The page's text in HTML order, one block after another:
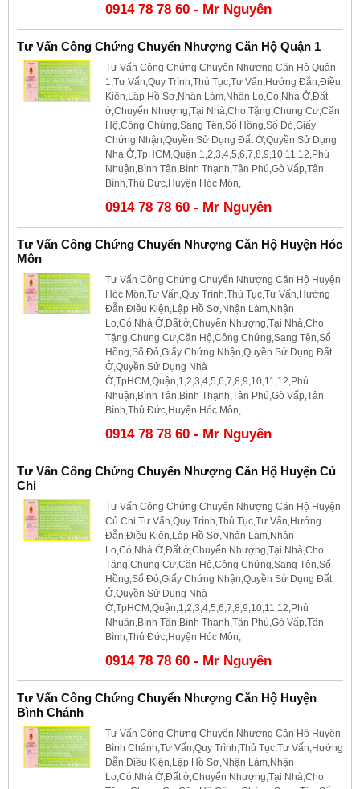
0914 78 78 60 - Mr Nguyên
Tư Vấn Công Chứng Chuyển Nhượng Căn Hộ Quận 1
Tư Vấn Công Chứng Chuyển Nhượng Căn Hộ Quận
1,Tư Vấn,Quy Trình,Thủ Tục,Tư Vấn,Hướng Đẫn,Điều
Kiện,Lập Hồ Sơ,Nhận Làm,Nhận Lo,Có,Nhà Ở,Đất
ở,Chuyển Nhượng,Tại Nhà,Cho Tặng,Chung Cư,Căn
Hộ,Công Chứng,Sang Tên,Sổ Hồng,Sổ Đỏ,Giấy
Chứng Nhận,Quyền Sử Dụng Đất Ở,Quyền Sử Dụng
Nhà Ở,TpHCM,Quận,1,2,3,4,5,6,7,8,9,10,11,12,Phú
Nhuận,Bình Tân,Bình Thạnh,Tân Phú,Gò Vấp,Tân
Bình,Thủ Đức,Huyện Hóc Môn,
0914 78 78 60 - Mr Nguyên
Tư Vấn Công Chứng Chuyển Nhượng Căn Hộ Huyện Hóc
Môn
Tư Vấn Công Chứng Chuyển Nhượng Căn Hộ Huyện
Hóc Môn,Tư Vấn,Quy Trình,Thủ Tục,Tư Vấn,Hướng
Đẫn,Điều Kiện,Lập Hồ Sơ,Nhận Làm,Nhận
Lo,Có,Nhà Ở,Đất ở,Chuyển Nhượng,Tại Nhà,Cho
Tặng,Chung Cư,Căn Hộ,Công Chứng,Sang Tên,Sổ
Hồng,Sổ Đỏ,Giấy Chứng Nhận,Quyền Sử Dụng Đất
Ở,Quyền Sử Dụng Nhà
Ở,TpHCM,Quận,1,2,3,4,5,6,7,8,9,10,11,12,Phú
Nhuận,Bình Tân,Bình Thạnh,Tân Phú,Gò Vấp,Tân
Bình,Thủ Đức,Huyện Hóc Môn,
0914 78 78 60 - Mr Nguyên
Tư Vấn Công Chứng Chuyển Nhượng Căn Hộ Huyện Củ
Chi
Tư Vấn Công Chứng Chuyển Nhượng Căn Hộ Huyện
Củ Chi,Tư Vấn,Quy Trình,Thủ Tục,Tư Vấn,Hướng
Đẫn,Điều Kiện,Lập Hồ Sơ,Nhận Làm,Nhận
Lo,Có,Nhà Ở,Đất ở,Chuyển Nhượng,Tại Nhà,Cho
Tặng,Chung Cư,Căn Hộ,Công Chứng,Sang Tên,Sổ
Hồng,Sổ Đỏ,Giấy Chứng Nhận,Quyền Sử Dụng Đất
Ở,Quyền Sử Dụng Nhà
Ở,TpHCM,Quận,1,2,3,4,5,6,7,8,9,10,11,12,Phú
Nhuận,Bình Tân,Bình Thạnh,Tân Phú,Gò Vấp,Tân
Bình,Thủ Đức,Huyện Hóc Môn,
0914 78 78 60 - Mr Nguyên
Tư Vấn Công Chứng Chuyển Nhượng Căn Hộ Huyện
Bình Chánh
Tư Vấn Công Chứng Chuyển Nhượng Căn Hộ Huyện
Bình Chánh,Tư Vấn,Quy Trình,Thủ Tục,Tư Vấn,Hướng
Đẫn,Điều Kiện,Lập Hồ Sơ,Nhận Làm,Nhận
Lo,Có,Nhà Ở,Đất ở,Chuyển Nhượng,Tại Nhà,Cho